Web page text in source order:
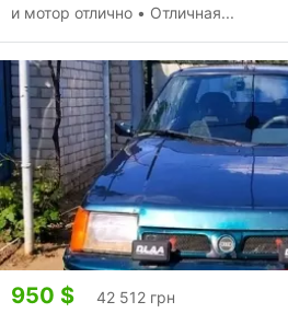
и мотор отлично • Отличная...
950 $ 42 512 грн